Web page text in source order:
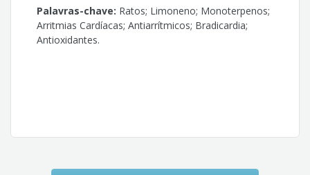
Palavras-chave: Ratos; Limoneno; Monoterpenos;
Arritmias Cardíacas; Antiarrítmicos; Bradicardia;
Antioxidantes.